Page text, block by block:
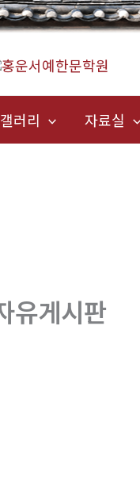
러리 자료실
유게시판